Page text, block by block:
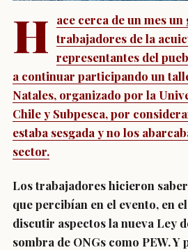
H ace cerca de un mes
trabajadores de la
representantes del
a continuar participando un
Natales, organizado por la
Chile y Subpesca, por
estaba sesgada y no los
sector.
Los trabajadores hicieron
que percibían en el evento, en
discutir aspectos la nueva Ley
sombra de ONGs como PEW. Y